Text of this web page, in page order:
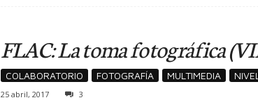
FLAC: La toma fotográfica
COLABORATORIO FOTOGRAFÍA MULTIMEDIA
25 abril, 2017
3